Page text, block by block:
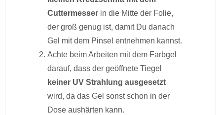
Cuttermesser in die Mitte der Folie,
der groß genug ist, damit Du danach
Gel mit dem Pinsel entnehmen kannst.
Achte beim Arbeiten mit dem Farbgel
darauf, dass der geöffnete Tiegel
keiner UV Strahlung ausgesetzt
wird, da das Gel sonst schon in der
Dose aushärten kann.